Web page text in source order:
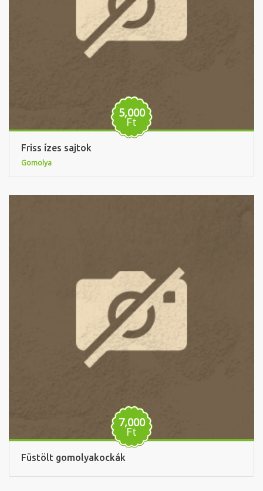
5,000
Ft
Friss ízes sajtok
Gomolya
7,000
Ft
Füstölt gomolyakockák